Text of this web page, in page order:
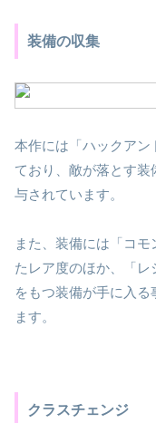
装備の収集
本作には「ハックア
ており、敵が落とす
与されています。
また、装備には「コ
たレア度のほか、「
をもつ装備が手に入
ます。
クラスチェンジ